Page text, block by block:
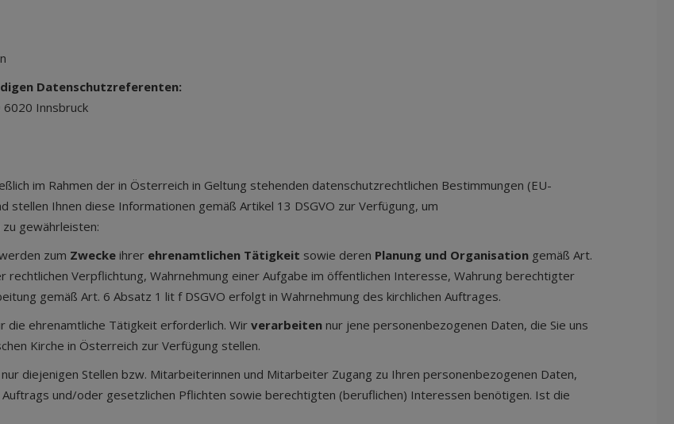
Datenschutzreferenten:
Innsbruck
im Rahmen der in Österreich in Geltung stehenden datenschutzrechtlichen Bestimmungen (EU-
Ihnen diese Informationen gemäß Artikel 13 DSGVO zur Verfügung, um
gewährleisten:
zum Zwecke ihrer ehrenamtlichen Tätigkeit sowie deren Planung und Organisation gemäß Art.
rechtlichen Verpflichtung, Wahrnehmung einer Aufgabe im öffentlichen Interesse, Wahrung berechtigter
gemäß Art. 6 Absatz 1 lit f DSGVO erfolgt in Wahrnehmung des kirchlichen Auftrages.
ehrenamtliche Tätigkeit erforderlich. Wir verarbeiten nur jene personenbezogenen Daten, die Sie uns
Kirche in Österreich zur Verfügung stellen.
nur diejenigen Stellen bzw. Mitarbeiterinnen und Mitarbeiter Zugang zu Ihren personenbezogenen Daten,
Auftrags und/oder gesetzlichen Pflichten sowie berechtigten (beruflichen) Interessen benötigen. Ist die